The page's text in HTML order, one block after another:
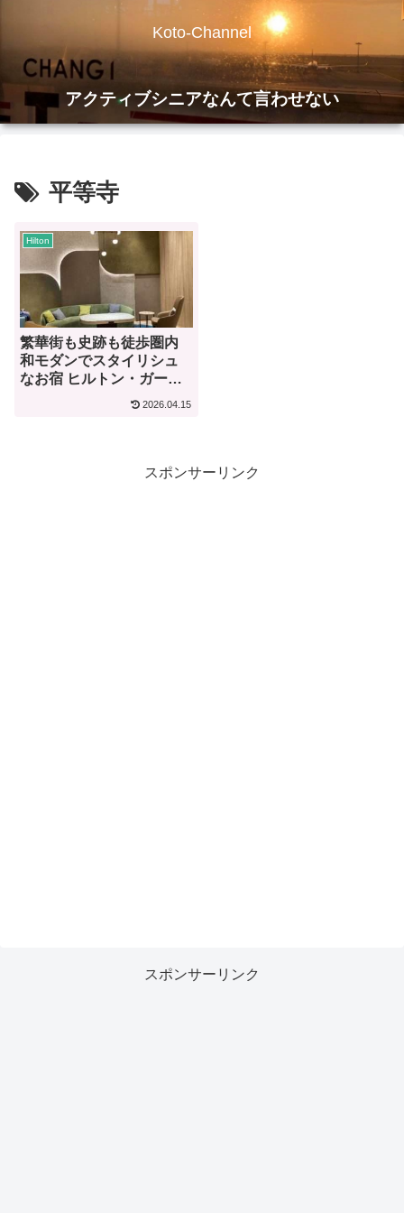
Koto-Channel
アクティブシニアなんて言わせない
平等寺
Hilton
繁華街も史跡も徒歩圏内
和モダンでスタイリシュ
なお宿 ヒルトン・ガーデ
ン・イン京都四条烏丸
2026.04.15
スポンサーリンク
スポンサーリンク